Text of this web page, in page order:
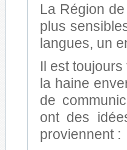
La Région
plus
langues, un
Il est
la haine
de
ont des
proviennent :